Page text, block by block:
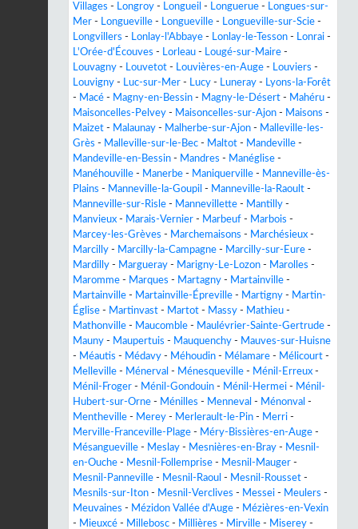
Villages - Longroy - Longueil - Longuerue - Longues-sur-
Mer - Longueville - Longueville - Longueville-sur-Scie -
Longvillers - Lonlay-l'Abbaye - Lonlay-le-Tesson - Lonrai -
L'Orée-d'Écouves - Lorleau - Lougé-sur-Maire -
Louvagny - Louvetot - Louvières-en-Auge - Louviers -
Louvigny - Luc-sur-Mer - Lucy - Luneray - Lyons-la-Forêt
- Macé - Magny-en-Bessin - Magny-le-Désert - Mahéru -
Maisoncelles-Pelvey - Maisoncelles-sur-Ajon - Maisons -
Maizet - Malaunay - Malherbe-sur-Ajon - Malleville-les-
Grès - Malleville-sur-le-Bec - Maltot - Mandeville -
Mandeville-en-Bessin - Mandres - Manéglise -
Manéhouville - Manerbe - Maniquerville - Manneville-ès-
Plains - Manneville-la-Goupil - Manneville-la-Raoult -
Manneville-sur-Risle - Mannevillette - Mantilly -
Manvieux - Marais-Vernier - Marbeuf - Marbois -
Marcey-les-Grèves - Marchemaisons - Marchésieux -
Marcilly - Marcilly-la-Campagne - Marcilly-sur-Eure -
Mardilly - Margueray - Marigny-Le-Lozon - Marolles -
Maromme - Marques - Martagny - Martainville -
Martainville - Martainville-Épreville - Martigny - Martin-
Église - Martinvast - Martot - Massy - Mathieu -
Mathonville - Maucomble - Maulévrier-Sainte-Gertrude -
Mauny - Maupertuis - Mauquenchy - Mauves-sur-Huisne
- Méautis - Médavy - Méhoudin - Mélamare - Mélicourt -
Melleville - Ménerval - Ménesqueville - Ménil-Erreux -
Ménil-Froger - Ménil-Gondouin - Ménil-Hermei - Ménil-
Hubert-sur-Orne - Ménilles - Menneval - Ménonval -
Mentheville - Merey - Merlerault-le-Pin - Merri -
Merville-Franceville-Plage - Méry-Bissières-en-Auge -
Mésangueville - Meslay - Mesnières-en-Bray - Mesnil-
en-Ouche - Mesnil-Follemprise - Mesnil-Mauger -
Mesnil-Panneville - Mesnil-Raoul - Mesnil-Rousset -
Mesnils-sur-Iton - Mesnil-Verclives - Messei - Meulers -
Meuvaines - Mézidon Vallée d'Auge - Mézières-en-Vexin
- Mieuxcé - Millebosc - Millières - Mirville - Miserey -